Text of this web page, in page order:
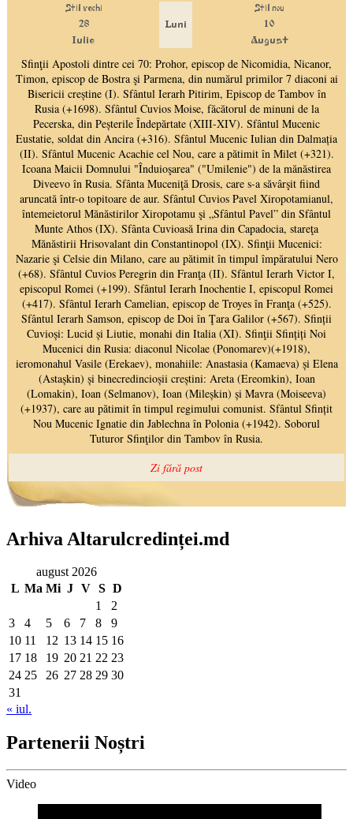
Arhiva Altarulcredinței.md
august 2026
L Ma Mi J V S D
1
2
3
4 5 6 7 8
9
10 11 12 13 14 15 16
17 18 19 20 21 22 23
24 25 26 27 28 29 30
31
« iul.
Partenerii Noștri
Video